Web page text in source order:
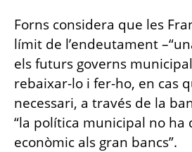
Forns considera que les
límit de l’endeutament
els futurs governs
rebaixar-lo i fer-ho, en cas
necessari, a través de la
“la política municipal no ha
econòmic als gran bancs”.